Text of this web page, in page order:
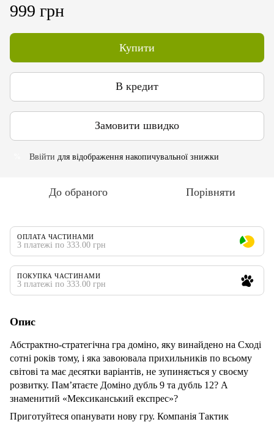
999 грн
Купити
В кредит
Замовити швидко
Ввійти для відображення накопичувальної знижки
До обраного Порівняти
ОПЛАТА ЧАСТИНАМИ
3 платежі по 333.00 грн
ПОКУПКА ЧАСТИНАМИ
3 платежі по 333.00 грн
Опис
Абстрактно-стратегічна гра доміно, яку винайдено на Сході
сотні років тому, і яка завоювала прихильників по всьому
світові та має десятки варіантів, не зупиняється у своєму
розвитку. Пам’ятаєте Доміно дубль 9 та дубль 12? А
знаменитий «Мексиканський експрес»?
Приготуйтеся опанувати нову гру. Компанія Тактик